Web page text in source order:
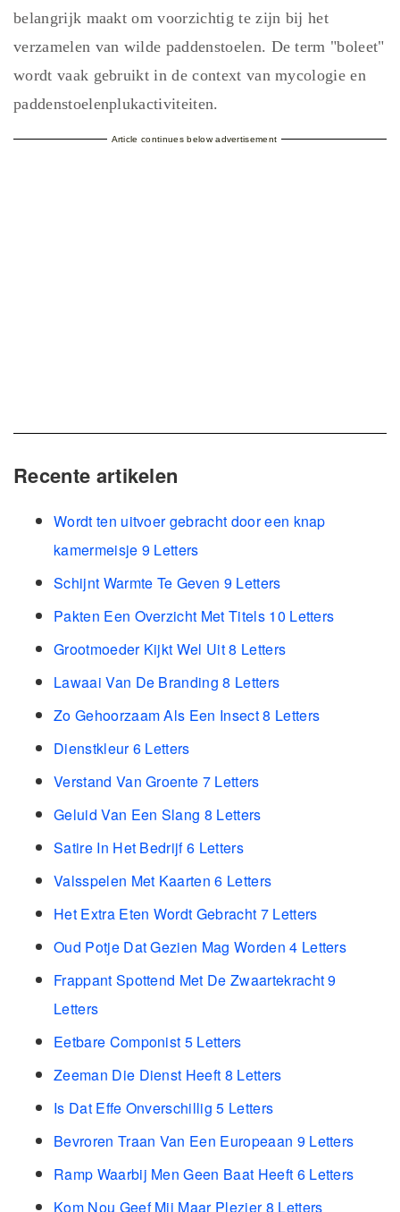
belangrijk maakt om voorzichtig te zijn bij het
verzamelen van wilde paddenstoelen. De term "boleet"
wordt vaak gebruikt in de context van mycologie en
paddenstoelenplukactiviteiten.
Article continues below advertisement
Recente artikelen
Wordt ten uitvoer gebracht door een knap
kamermeisje 9 Letters
Schijnt Warmte Te Geven 9 Letters
Pakten Een Overzicht Met Titels 10 Letters
Grootmoeder Kijkt Wel Uit 8 Letters
Lawaai Van De Branding 8 Letters
Zo Gehoorzaam Als Een Insect 8 Letters
Dienstkleur 6 Letters
Verstand Van Groente 7 Letters
Geluid Van Een Slang 8 Letters
Satire In Het Bedrijf 6 Letters
Valsspelen Met Kaarten 6 Letters
Het Extra Eten Wordt Gebracht 7 Letters
Oud Potje Dat Gezien Mag Worden 4 Letters
Frappant Spottend Met De Zwaartekracht 9
Letters
Eetbare Componist 5 Letters
Zeeman Die Dienst Heeft 8 Letters
Is Dat Effe Onverschillig 5 Letters
Bevroren Traan Van Een Europeaan 9 Letters
Ramp Waarbij Men Geen Baat Heeft 6 Letters
Kom Nou Geef Mij Maar Plezier 8 Letters